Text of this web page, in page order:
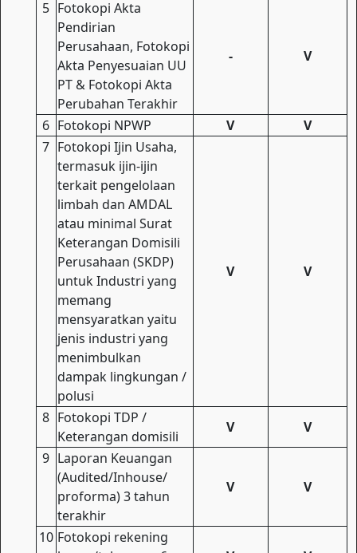
5 Fotokopi Akta
Pendirian
Perusahaan, Fotokopi
Akta Penyesuaian UU
PT & Fotokopi Akta
Perubahan Terakhir
- V
6 Fotokopi NPWP V
V
7 Fotokopi Ijin Usaha,
termasuk ijin-ijin
terkait pengelolaan
limbah dan AMDAL
atau minimal Surat
Keterangan Domisili
Perusahaan (SKDP)
untuk Industri yang
memang
mensyaratkan yaitu
jenis industri yang
menimbulkan
dampak lingkungan /
polusi
V V
8 Fotokopi TDP /
Keterangan domisili
V
V
9 Laporan Keuangan
(Audited/Inhouse/
proforma) 3 tahun
terakhir
V V
10 Fotokopi rekening